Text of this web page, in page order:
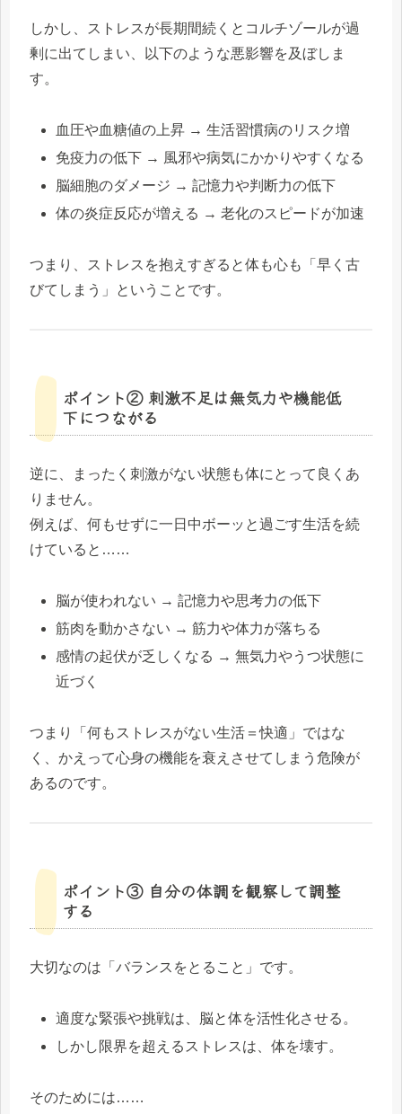
しかし、ストレスが長期間続くとコルチゾールが過
剰に出てしまい、以下のような悪影響を及ぼしま
す。
血圧や血糖値の上昇 → 生活習慣病のリスク増
免疫力の低下 → 風邪や病気にかかりやすくなる
脳細胞のダメージ → 記憶力や判断力の低下
体の炎症反応が増える → 老化のスピードが加速
つまり、ストレスを抱えすぎると体も心も「早く古
びてしまう」ということです。
ポイント② 刺激不足は無気力や機能低
下につながる
逆に、まったく刺激がない状態も体にとって良くあ
りません。
例えば、何もせずに一日中ボーッと過ごす生活を続
けていると……
脳が使われない → 記憶力や思考力の低下
筋肉を動かさない → 筋力や体力が落ちる
感情の起伏が乏しくなる → 無気力やうつ状態に
近づく
つまり「何もストレスがない生活＝快適」ではな
く、かえって心身の機能を衰えさせてしまう危険が
あるのです。
ポイント③ 自分の体調を観察して調整
する
大切なのは「バランスをとること」です。
適度な緊張や挑戦は、脳と体を活性化させる。
しかし限界を超えるストレスは、体を壊す。
そのためには……